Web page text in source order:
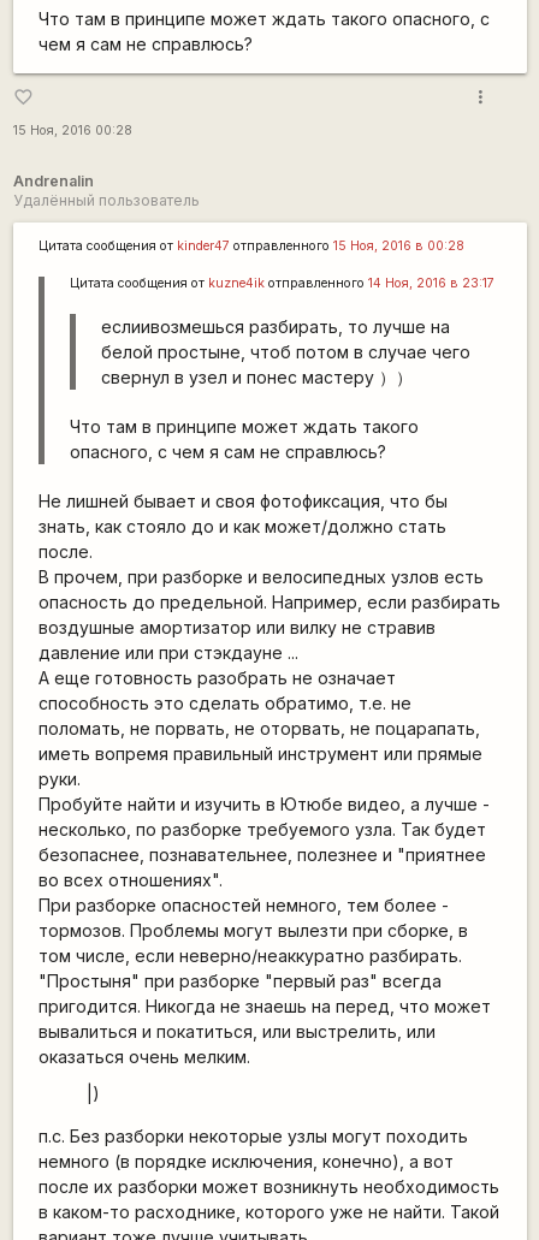
Что там в принципе может ждать такого опасного, с
чем я сам не справлюсь?
favorite_border
15 Ноя, 2016 00:28
more_vert
Andrenalin
Удалённый пользователь
Цитата сообщения от kinder47 отправленного 15 Ноя, 2016 в 00:28
Цитата сообщения от kuzne4ikотправленного 14 Ноя, 2016 в 23:17
еслиивозмешься разбирать, то лучше на
белой простыне, чтоб потом в случае чего
свернул в узел и понес мастеру ））
Что там в принципе может ждать такого
опасного, с чем я сам не справлюсь?
Не лишней бывает и своя фотофиксация, что бы
знать, как стояло до и как может/должно стать
после.
В прочем, при разборке и велосипедных узлов есть
опасность до предельной. Например, если разбирать
воздушные амортизатор или вилку не стравив
давление или при стэкдауне ...
А еще готовность разобрать не означает
способность это сделать обратимо, т.е. не
поломать, не порвать, не оторвать, не поцарапать,
иметь вопремя правильный инструмент или прямые
руки.
Пробуйте найти и изучить в Ютюбе видео, а лучше -
несколько, по разборке требуемого узла. Так будет
безопаснее, познавательнее, полезнее и "приятнее
во всех отношениях".
При разборке опасностей немного, тем более -
тормозов. Проблемы могут вылезти при сборке, в
том числе, если неверно/неаккуратно разбирать.
"Простыня" при разборке "первый раз" всегда
пригодится. Никогда не знаешь на перед, что может
вывалиться и покатиться, или выстрелить, или
оказаться очень мелким.
|)
п.с. Без разборки некоторые узлы могут походить
немного (в порядке исключения, конечно), а вот
после их разборки может возникнуть необходимость
в каком-то расходнике, которого уже не найти. Такой